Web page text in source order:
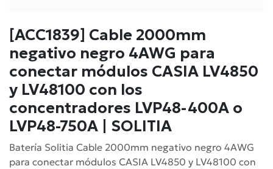
[ACC1839] Cable 2000mm
negativo negro 4AWG para
conectar módulos CASIA LV4850
y LV48100 con los
concentradores LVP48-400A o
LVP48-750A | SOLITIA
Batería Solitia Cable 2000mm negativo negro 4AWG
para conectar módulos CASIA LV4850 y LV48100 con